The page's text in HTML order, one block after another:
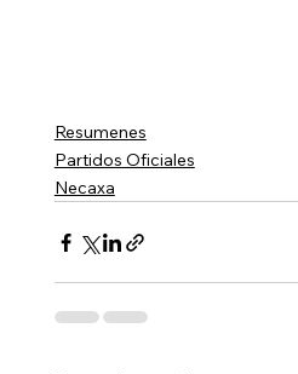
Resumenes
Partidos Oficiales
Necaxa